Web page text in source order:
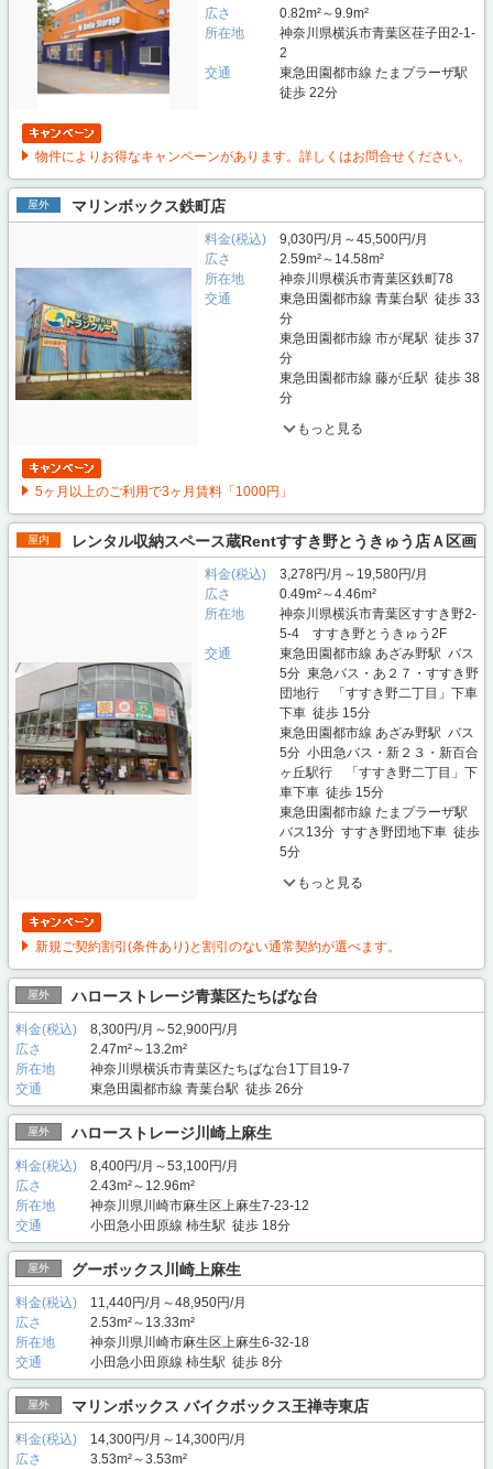
広さ
0.82m²～9.9m²
所在地
神奈川県横浜市青葉区荏子田2-1-
2
交通
東急田園都市線 たまプラーザ駅
徒歩 22分
物件によりお得なキャンペーンがあります。詳しくはお問合せください。
屋外 マリンボックス鉄町店
料金(税込)
9,030円/月～45,500円/月
広さ
2.59m²～14.58m²
所在地
神奈川県横浜市青葉区鉄町78
交通
東急田園都市線 青葉台駅 徒歩 33
分
東急田園都市線 市が尾駅 徒歩 37
分
東急田園都市線 藤が丘駅 徒歩 38
分
もっと見る
5ヶ月以上のご利用で3ヶ月賃料「1000円」
屋内 レンタル収納スペース蔵Rentすすき野とうきゅう店Ａ区画
料金(税込)
3,278円/月～19,580円/月
広さ
0.49m²～4.46m²
所在地
神奈川県横浜市青葉区すすき野2-
5-4 すすき野とうきゅう2F
交通
東急田園都市線 あざみ野駅 バス
5分 東急バス・あ２７・すすき野
団地行 「すすき野二丁目」下車
下車 徒歩 15分
東急田園都市線 あざみ野駅 バス
5分 小田急バス・新２３・新百合
ヶ丘駅行 「すすき野二丁目」下
車下車 徒歩 15分
東急田園都市線 たまプラーザ駅
バス13分 すすき野団地下車 徒歩
5分
もっと見る
新規ご契約割引(条件あり)と割引のない通常契約が選べます。
屋外 ハローストレージ青葉区たちばな台
料金(税込)
8,300円/月～52,900円/月
広さ
2.47m²～13.2m²
所在地
神奈川県横浜市青葉区たちばな台1丁目19-7
交通
東急田園都市線 青葉台駅 徒歩 26分
屋外 ハローストレージ川崎上麻生
料金(税込)
8,400円/月～53,100円/月
広さ
2.43m²～12.96m²
所在地
神奈川県川崎市麻生区上麻生7-23-12
交通
小田急小田原線 柿生駅 徒歩 18分
屋外 グーボックス川崎上麻生
料金(税込)
11,440円/月～48,950円/月
広さ
2.53m²～13.33m²
所在地
神奈川県川崎市麻生区上麻生6-32-18
交通
小田急小田原線 柿生駅 徒歩 8分
屋外 マリンボックス バイクボックス王禅寺東店
料金(税込)
14,300円/月～14,300円/月
広さ
3.53m²～3.53m²